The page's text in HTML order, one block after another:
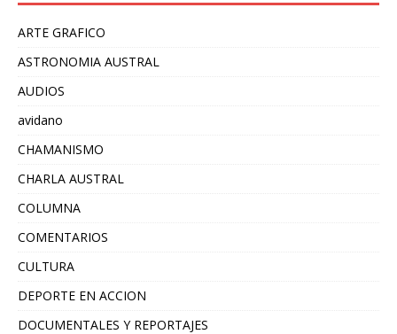
ARTE GRAFICO
ASTRONOMIA AUSTRAL
AUDIOS
avidano
CHAMANISMO
CHARLA AUSTRAL
COLUMNA
COMENTARIOS
CULTURA
DEPORTE EN ACCION
DOCUMENTALES Y REPORTAJES